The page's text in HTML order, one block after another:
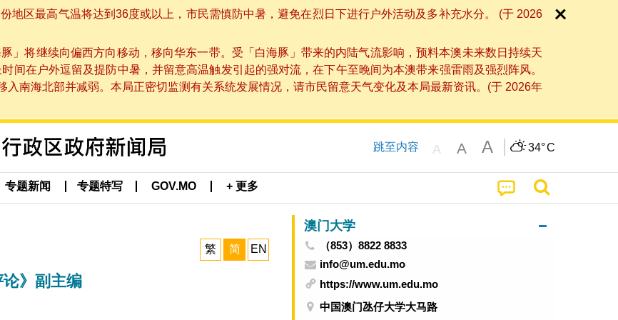
地区最高气温将达到36度或以上，市民需慎防中暑，避免在烈日下进行户外活动及多补充水分。 (于 2026
」将继续向偏西方向移动，移向华东一带。受「白海豚」带来的内陆气流影响，预料本澳未来数日持续天
间在户外逗留及提防中暑，并留意高温触发引起的强对流，在下午至晚间为本澳带来强雷雨及强烈阵风。
南海北部并减弱。本局正密切监测有关系统发展情况，请市民留意天气变化及本局最新资讯。(于 2026年
跳至内容 A A A 34°C
专题新闻 专题特写 GOV.MO + 更多
繁 简 EN
》副主编
澳门大学
（853）8822 8833
info@um.edu.mo
https://www.um.edu.mo
中国澳门氹仔大学大马路